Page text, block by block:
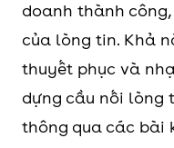
doanh thành
của lòng tin. Khả
thuyết phục và
dựng cầu nối lòng
thông qua các bài